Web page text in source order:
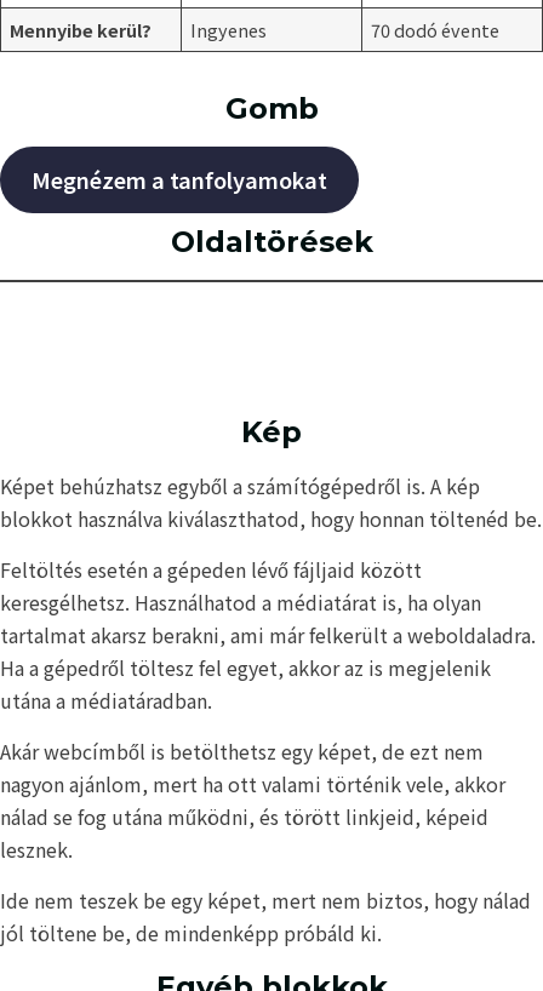
Mennyibe kerül?
Ingyenes 70 dodó évente
Gomb
Megnézem a tanfolyamokat
Oldaltörések
Kép
Képet behúzhatsz egyből a számítógépedről is. A kép
blokkot használva kiválaszthatod, hogy honnan töltenéd be.
Feltöltés esetén a gépeden lévő fájljaid között
keresgélhetsz. Használhatod a médiatárat is, ha olyan
tartalmat akarsz berakni, ami már felkerült a weboldaladra.
Ha a gépedről töltesz fel egyet, akkor az is megjelenik
utána a médiatáradban.
Akár webcímből is betölthetsz egy képet, de ezt nem
nagyon ajánlom, mert ha ott valami történik vele, akkor
nálad se fog utána működni, és törött linkjeid, képeid
lesznek.
Ide nem teszek be egy képet, mert nem biztos, hogy nálad
jól töltene be, de mindenképp próbáld ki.